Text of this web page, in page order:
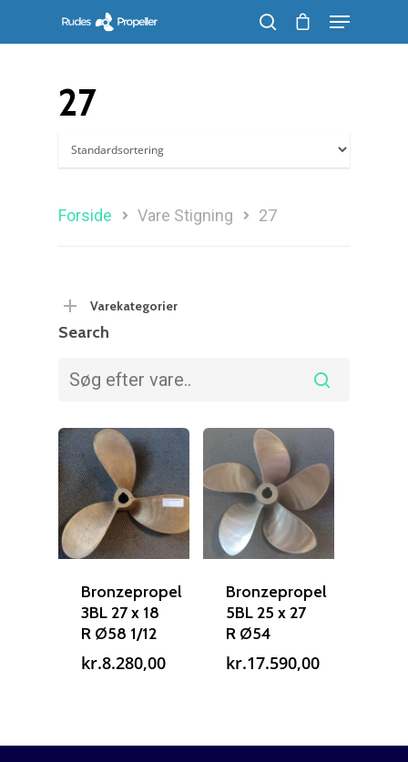
Søg efter et produkt, og tryk på enter
27
Forside Vare Stigning 27
Varekategorier
Search
Bronzepropel
3BL 27 x 18
R Ø58 1/12
kr.8.280,00
Bronzepropel
5BL 25 x 27
R Ø54
kr.17.590,00